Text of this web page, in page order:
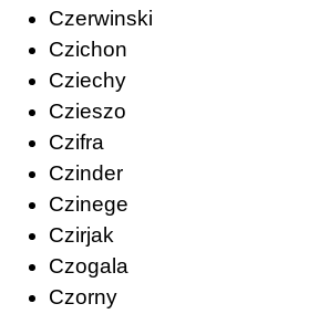
Czerwinski
Czichon
Cziechy
Czieszo
Czifra
Czinder
Czinege
Czirjak
Czogala
Czorny